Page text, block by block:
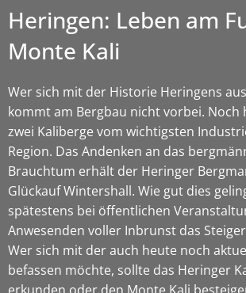
Heringen: Leben am
Monte Kali
Wer sich mit der Historie Heringens
kommt am Bergbau nicht vorbei. Noch
zwei Kaliberge vom wichtigsten
Region. Das Andenken an das
Brauchtum erhält der Heringer
Glückauf Wintershall. Wie gut dies
spätestens bei öffentlichen
Anwesenden voller Inbrunst das
Wer sich mit der auch heute noch
befassen möchte, sollte das Heringer